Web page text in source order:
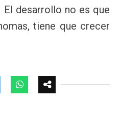
desarrollo no es que
tiene que crecer